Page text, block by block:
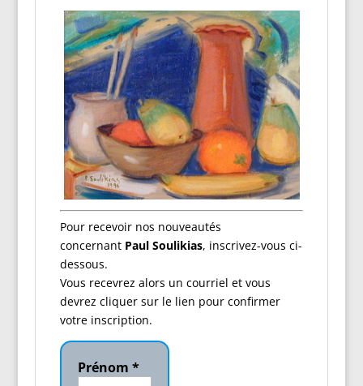
Pour recevoir nos nouveautés
concernant Paul Soulikias, inscrivez-vous ci-
dessous.
Vous recevrez alors un courriel et vous
devrez cliquer sur le lien pour confirmer
votre inscription.
Prénom *